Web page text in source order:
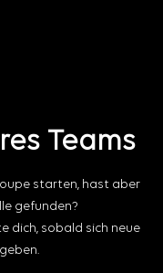
Teams
starten, hast aber
gefunden?
dich, sobald sich neue